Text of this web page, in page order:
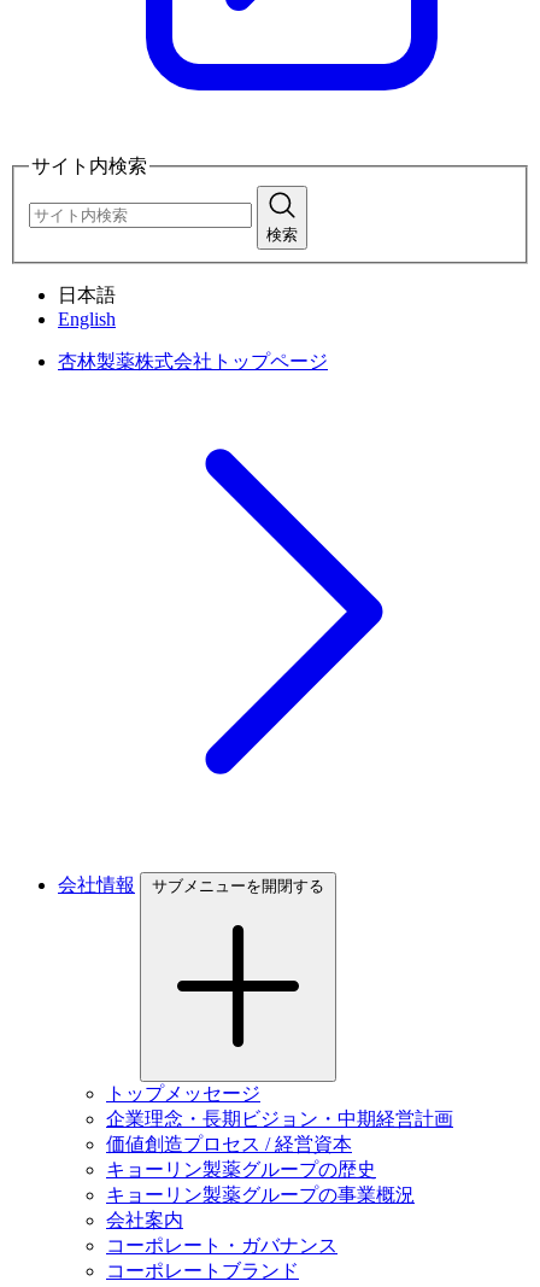
サイト内検索
検索
日本語
English
杏林製薬株式会社トップページ
会社情報 サブメニューを開閉する
トップメッセージ
企業理念・長期ビジョン・中期経営計画
価値創造プロセス / 経営資本
キョーリン製薬グループの歴史
キョーリン製薬グループの事業概況
会社案内
コーポレート・ガバナンス
コーポレートブランド